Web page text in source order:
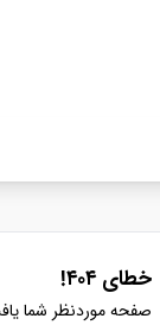
خطای ۴۰۴!
صفحه موردنظر شما